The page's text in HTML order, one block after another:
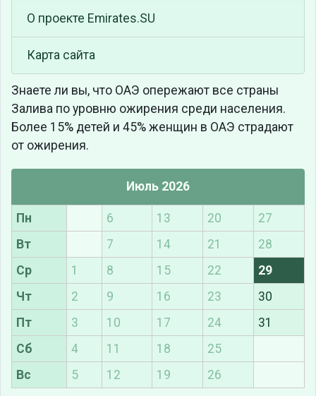
О проекте Emirates.SU
Карта сайта
Знаете ли вы, что ОАЭ опережают все страны
Залива по уровню ожирения среди населения.
Более 15% детей и 45% женщин в ОАЭ страдают
от ожирения.
Июль 2026
Пн 6 13 20
27
Вт
7 14 21
28
Ср
1 8 15 22
29
Чт
2 9 16 23
30
Пт
3 10 17 24
31
Сб
4 11 18
25
Вс
5 12 19 26